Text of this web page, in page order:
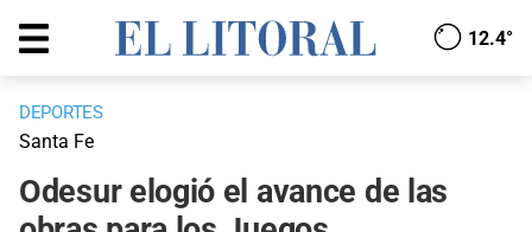
12.4°
DEPORTES
Santa Fe
Odesur elogió el avance de las